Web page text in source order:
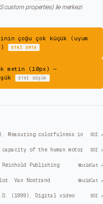
custom properties) ile merkezi
çoğu çok küçük (uyum
ETKI ORTA
metin (10px) —
ETKI DÜŞÜK
Measuring colorfulness in
DOI ↗
of the human motor
DOI ↗
Publishing
WorldCat ↗
Van Nostrand
WorldCat ↗
(1999). Digital video
DOI ↗